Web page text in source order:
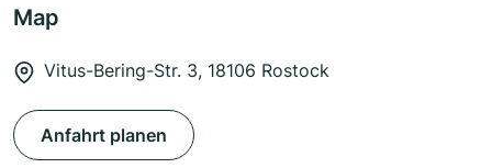
Map
Vitus-Bering-Str. 3, 18106 Rostock
Anfahrt planen